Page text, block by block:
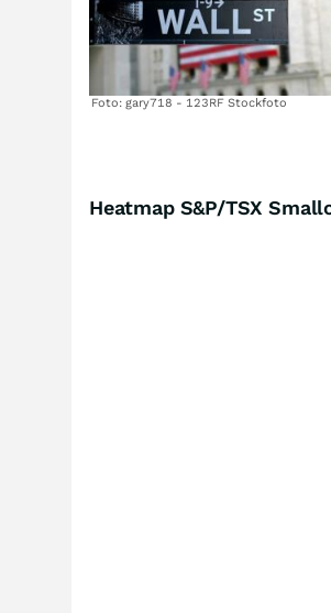
Foto: gary718 - 123RF Stockfoto
Heatmap S&P/TSX